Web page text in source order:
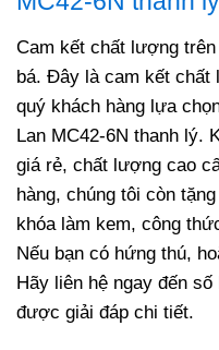
Cam kết chất lượng
bá. Đây là cam kết chất
quý khách hàng lựa
Lan MC42-6N thanh lý.
giá rẻ, chất lượng cao
hàng, chúng tôi còn
khóa làm kem, công
Nếu bạn có hứng thú,
Hãy liên hệ ngay đến
được giải đáp chi tiết.